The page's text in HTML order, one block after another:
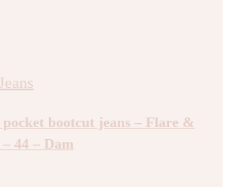
Jeans
bootcut jeans – Flare &
44 – Dam